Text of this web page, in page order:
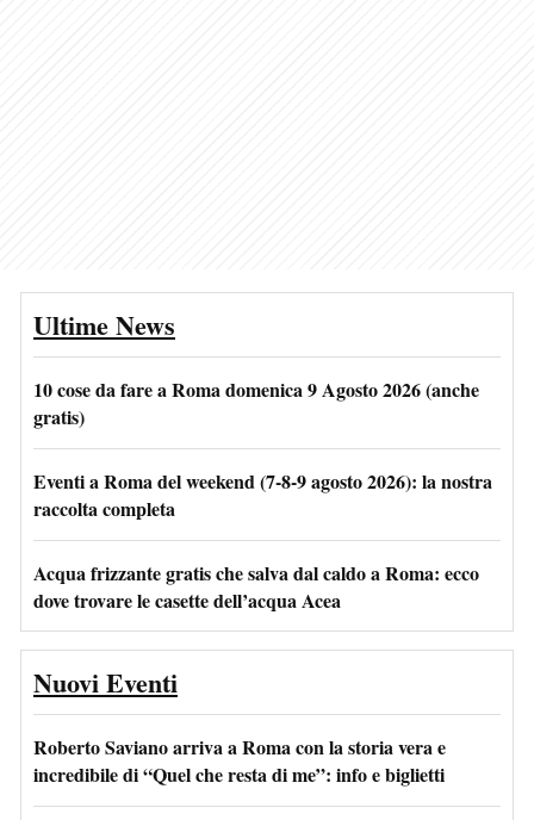
Ultime News
10 cose da fare a Roma domenica 9 Agosto 2026 (anche
gratis)
Eventi a Roma del weekend (7-8-9 agosto 2026): la nostra
raccolta completa
Acqua frizzante gratis che salva dal caldo a Roma: ecco
dove trovare le casette dell’acqua Acea
Nuovi Eventi
Roberto Saviano arriva a Roma con la storia vera e
incredibile di “Quel che resta di me”: info e biglietti